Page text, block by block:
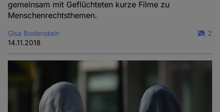
gemeinsam mit Geflüchteten kurze Filme zu
Menschenrechtsthemen.
Gisa Bodenstein
14.11.2018
2